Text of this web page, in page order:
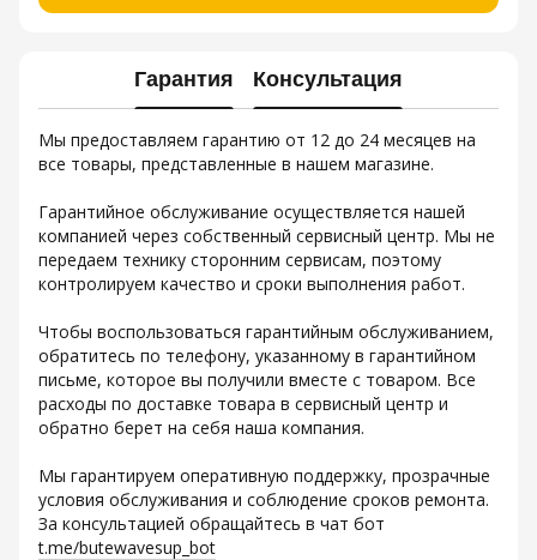
Гарантия Консультация
Мы предоставляем гарантию от 12 до 24 месяцев на
все товары, представленные в нашем магазине.
Гарантийное обслуживание осуществляется нашей
компанией через собственный сервисный центр. Мы не
передаем технику сторонним сервисам, поэтому
контролируем качество и сроки выполнения работ.
Чтобы воспользоваться гарантийным обслуживанием,
обратитесь по телефону, указанному в гарантийном
письме, которое вы получили вместе с товаром. Все
расходы по доставке товара в сервисный центр и
обратно берет на себя наша компания.
Мы гарантируем оперативную поддержку, прозрачные
условия обслуживания и соблюдение сроков ремонта.
За консультацией обращайтесь в чат бот
t.me/butewavesup_bot